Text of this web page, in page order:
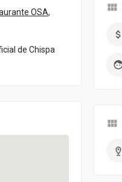
OSA,
de Chispa